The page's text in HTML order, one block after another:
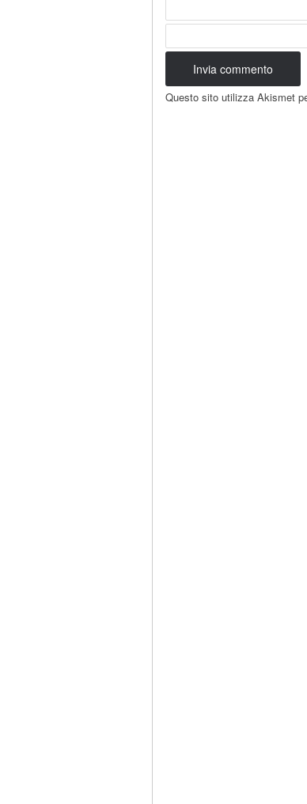
Questo sito utilizza Akismet